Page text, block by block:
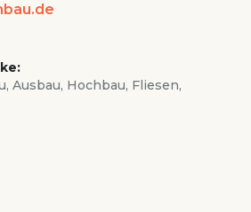
Ausbau, Hochbau, Fliesen,